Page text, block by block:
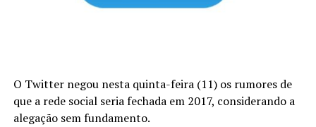
O Twitter negou nesta quinta-feira (11) os rumores de
que a rede social seria fechada em 2017, considerando a
alegação sem fundamento.